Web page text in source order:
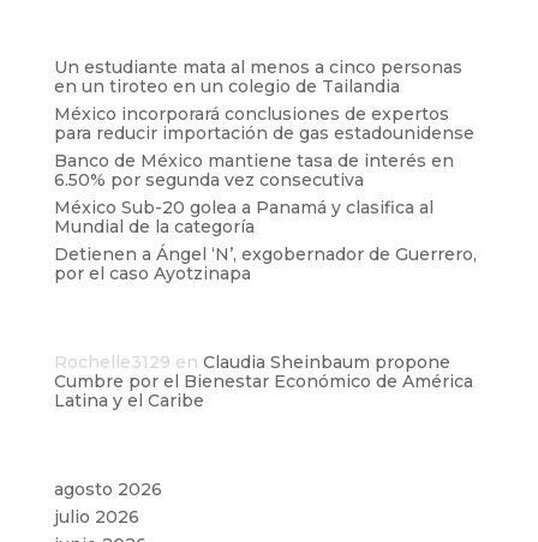
Un estudiante mata al menos a cinco personas
en un tiroteo en un colegio de Tailandia
México incorporará conclusiones de expertos
para reducir importación de gas estadounidense
Banco de México mantiene tasa de interés en
6.50% por segunda vez consecutiva
México Sub-20 golea a Panamá y clasifica al
Mundial de la categoría
Detienen a Ángel ‘N’, exgobernador de Guerrero,
por el caso Ayotzinapa
Rochelle3129 en Claudia Sheinbaum propone
Cumbre por el Bienestar Económico de América
Latina y el Caribe
agosto 2026
julio 2026